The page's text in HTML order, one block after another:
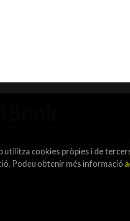
utilitza cookies pròpies i de
Podeu obtenir més informació